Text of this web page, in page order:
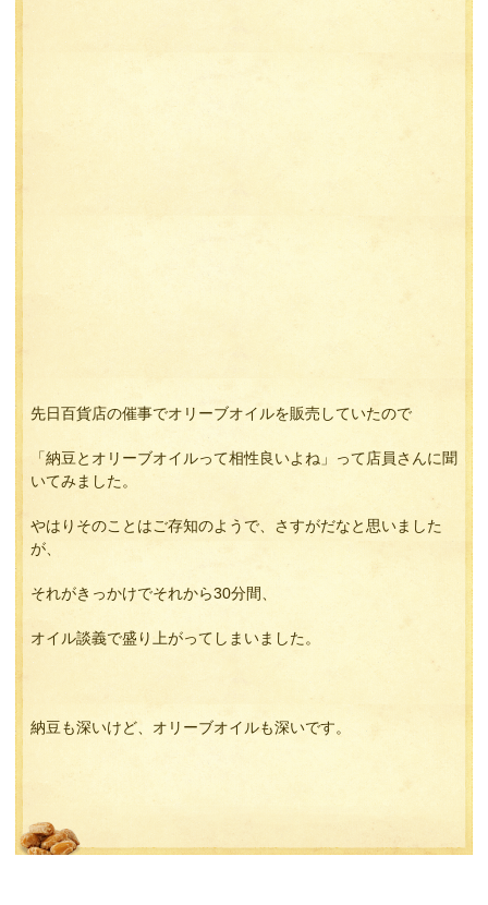
先日百貨店の催事でオリーブオイルを販売していたので
「納豆とオリーブオイルって相性良いよね」って店員さんに聞
いてみました。
やはりそのことはご存知のようで、さすがだなと思いました
が、
それがきっかけでそれから30分間、
オイル談義で盛り上がってしまいました。
納豆も深いけど、オリーブオイルも深いです。